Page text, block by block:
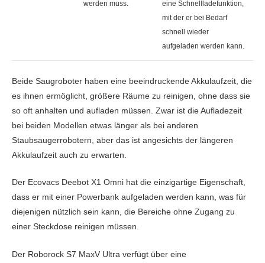
werden muss.
eine Schnellladefunktion,
mit der er bei Bedarf
schnell wieder
aufgeladen werden kann.
Beide Saugroboter haben eine beeindruckende Akkulaufzeit, die
es ihnen ermöglicht, größere Räume zu reinigen, ohne dass sie
so oft anhalten und aufladen müssen. Zwar ist die Aufladezeit
bei beiden Modellen etwas länger als bei anderen
Staubsaugerrobotern, aber das ist angesichts der längeren
Akkulaufzeit auch zu erwarten.
Der Ecovacs Deebot X1 Omni hat die einzigartige Eigenschaft,
dass er mit einer Powerbank aufgeladen werden kann, was für
diejenigen nützlich sein kann, die Bereiche ohne Zugang zu
einer Steckdose reinigen müssen.
Der Roborock S7 MaxV Ultra verfügt über eine